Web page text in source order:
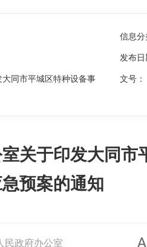
信息分
发布日
同市平城区特种设备事
文号：
关于印发大同市
预案的通知
民政府办公室